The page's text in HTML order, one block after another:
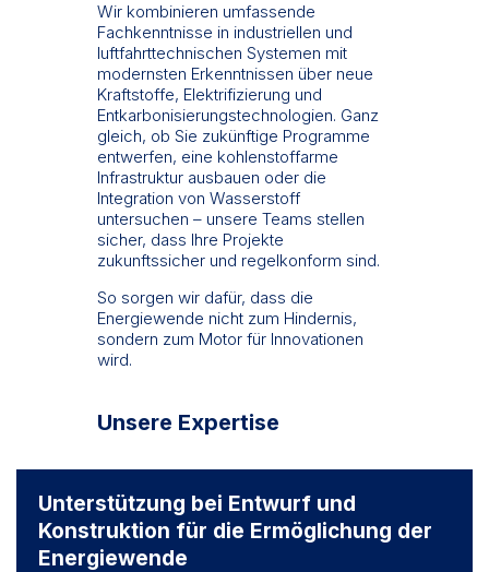
Wir kombinieren umfassende
Fachkenntnisse in industriellen und
luftfahrttechnischen Systemen mit
modernsten Erkenntnissen über neue
Kraftstoffe, Elektrifizierung und
Entkarbonisierungstechnologien. Ganz
gleich, ob Sie zukünftige Programme
entwerfen, eine kohlenstoffarme
Infrastruktur ausbauen oder die
Integration von Wasserstoff
untersuchen – unsere Teams stellen
sicher, dass Ihre Projekte
zukunftssicher und regelkonform sind.
So sorgen wir dafür, dass die
Energiewende nicht zum Hindernis,
sondern zum Motor für Innovationen
wird.
Unsere Expertise
Unterstützung bei Entwurf und
Konstruktion für die Ermöglichung der
Energiewende